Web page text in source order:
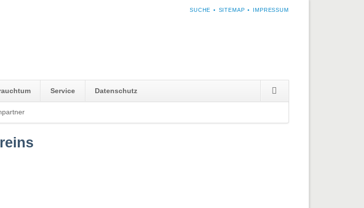
NAVIGATION
SUCHE SITEMAP IMPRESSUM
überspringen
Service Datenschutz
überspringen